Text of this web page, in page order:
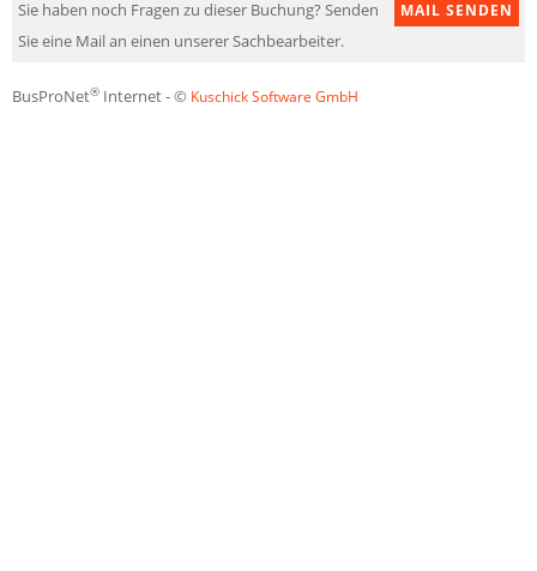
MAIL SENDEN
Sie haben noch Fragen zu dieser Buchung? Senden
Sie eine Mail an einen unserer Sachbearbeiter.
BusProNet® Internet - © Kuschick Software GmbH